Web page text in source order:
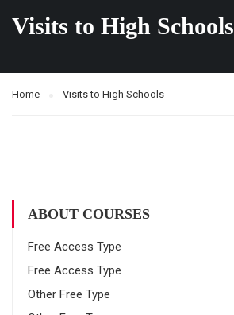
Visits to High Schools
Home Visits to High Schools
ABOUT COURSES
Free Access Type
Free Access Type
Other Free Type